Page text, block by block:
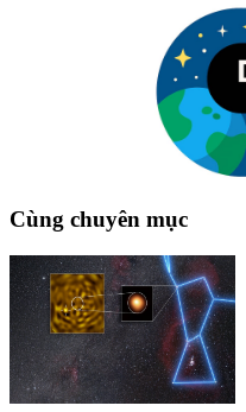
Cùng chuyên mục